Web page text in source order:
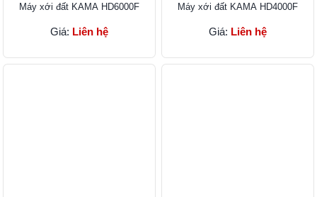
Máy xới đất KAMA HD6000F
Giá: Liên hệ
Máy xới đất KAMA HD4000F
Giá: Liên hệ